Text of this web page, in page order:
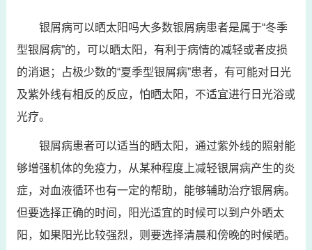
银屑病可以晒太阳吗大多数银屑病患者是属于“冬季
型银屑病”的，可以晒太阳，有利于病情的减轻或者皮损
的消退；占极少数的“夏季型银屑病”患者，有可能对日光
及紫外线有相反的反应，怕晒太阳，不适宜进行日光浴或
光疗。
银屑病患者可以适当的晒太阳，通过紫外线的照射能
够增强机体的免疫力，从某种程度上减轻银屑病产生的炎
症，对血液循环也有一定的帮助，能够辅助治疗银屑病。
但要选择正确的时间，阳光适宜的时候可以到户外晒太
阳，如果阳光比较强烈，则要选择清晨和傍晚的时候晒。